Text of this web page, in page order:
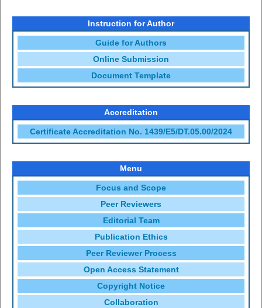
Instruction for Author
Guide for Authors
Online Submission
Document Template
Accreditation
Certificate Accreditation No. 1439/E5/DT.05.00/2024
Menu
Focus and Scope
Peer Reviewers
Editorial Team
Publication Ethics
Peer Reviewer Process
Open Access Statement
Copyright Notice
Collaboration